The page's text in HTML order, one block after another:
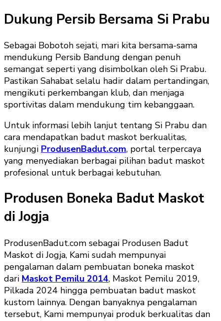
Dukung Persib Bersama Si Prabu
Sebagai Bobotoh sejati, mari kita bersama-sama
mendukung Persib Bandung dengan penuh
semangat seperti yang disimbolkan oleh Si Prabu.
Pastikan Sahabat selalu hadir dalam pertandingan,
mengikuti perkembangan klub, dan menjaga
sportivitas dalam mendukung tim kebanggaan.
Untuk informasi lebih lanjut tentang Si Prabu dan
cara mendapatkan badut maskot berkualitas,
kunjungi ProdusenBadut.com, portal terpercaya
yang menyediakan berbagai pilihan badut maskot
profesional untuk berbagai kebutuhan.
Produsen Boneka Badut Maskot
di Jogja
ProdusenBadut.com sebagai Produsen Badut
Maskot di Jogja, Kami sudah mempunyai
pengalaman dalam pembuatan boneka maskot
dari Maskot Pemilu 2014, Maskot Pemilu 2019,
Pilkada 2024 hingga pembuatan badut maskot
kustom lainnya. Dengan banyaknya pengalaman
tersebut, Kami mempunyai produk berkualitas dan